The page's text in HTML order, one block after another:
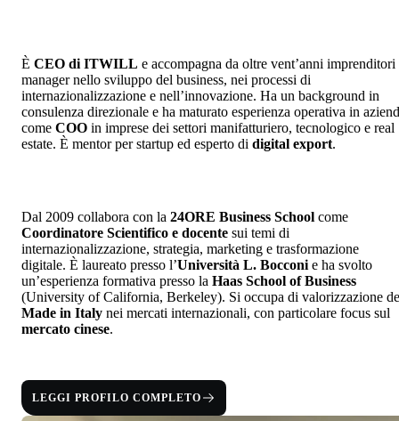
È CEO di ITWILL e accompagna da oltre vent’anni imprenditori
manager nello sviluppo del business, nei processi di
internazionalizzazione e nell’innovazione. Ha un background in
consulenza direzionale e ha maturato esperienza operativa in
come COO in imprese dei settori manifatturiero, tecnologico e real
estate. È mentor per startup ed esperto di digital export.
Dal 2009 collabora con la 24ORE Business School come
Coordinatore Scientifico e docente sui temi di
internazionalizzazione, strategia, marketing e trasformazione
digitale. È laureato presso l’Università L. Bocconi e ha svolto
un’esperienza formativa presso la Haas School of Business
(University of California, Berkeley). Si occupa di valorizzazione
Made in Italy nei mercati internazionali, con particolare focus sul
mercato cinese.
LEGGI PROFILO COMPLETO